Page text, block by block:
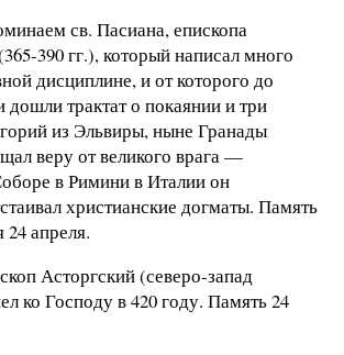
св. Пасиана, епископа
390 гг.), который написал много
дисциплине, и от которого до
трактат о покаянии и три
из Эльвиры, ныне Гранады
веру от великого врага —
в Римини в Италии он
христианские догматы. Память
24 апреля.
Асторгский (северо-запад
ко Господу в 420 году. Память 24